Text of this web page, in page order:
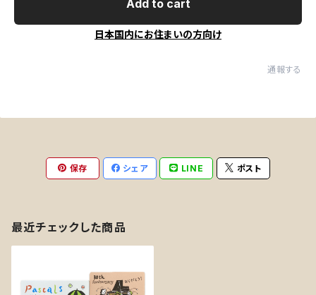
Add to cart
日本国内にお住まいの方向け
通報する
保存 シェア LINE ポスト
最近チェックした商品